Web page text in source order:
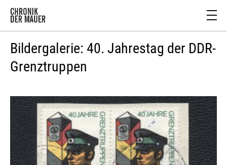
Bildergalerie: 40. Jahrestag der DDR-
Grenztruppen